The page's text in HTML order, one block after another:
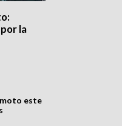
la
este